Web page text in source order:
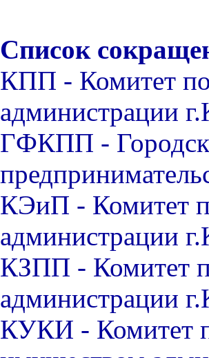
Список
КПП - Комитет
администрации
ГФКПП -
КЭиП - Комитет
администрации
КЗПП - Комитет
администрации
КУКИ - Комитет